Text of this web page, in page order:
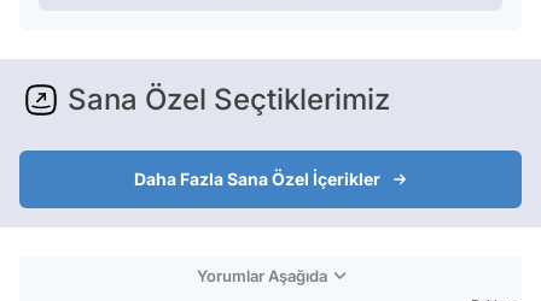
Sana Özel Seçtiklerimiz
Daha Fazla Sana Özel İçerikler
Yorumlar Aşağıda